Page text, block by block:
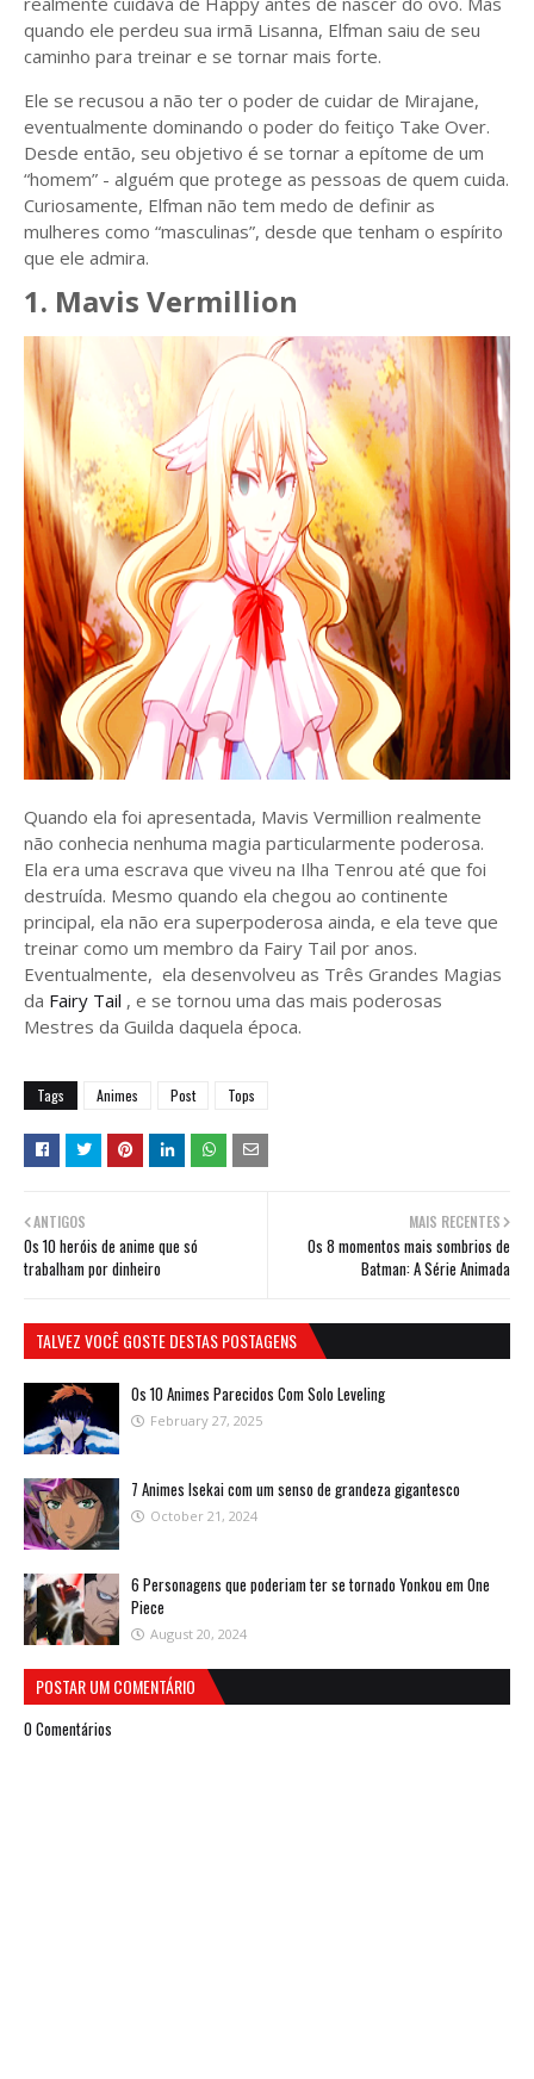
quando ele perdeu sua irmã Lisanna, Elfman saiu de seu
caminho para treinar e se tornar mais forte.
Ele se recusou a não ter o poder de cuidar de Mirajane,
eventualmente dominando o poder do feitiço Take Over.
Desde então, seu objetivo é se tornar a epítome de um
“homem” - alguém que protege as pessoas de quem cuida.
Curiosamente, Elfman não tem medo de definir as
mulheres como “masculinas”, desde que tenham o espírito
que ele admira.
1. Mavis Vermillion
Quando ela foi apresentada, Mavis Vermillion realmente
não conhecia nenhuma magia particularmente poderosa.
Ela era uma escrava que viveu na Ilha Tenrou até que foi
destruída. Mesmo quando ela chegou ao continente
principal, ela não era superpoderosa ainda, e ela teve que
treinar como um membro da Fairy Tail por anos.
Eventualmente, ela desenvolveu as Três Grandes Magias
da Fairy Tail , e se tornou uma das mais poderosas
Mestres da Guilda daquela época.
Tags Animes Post Tops
MAIS RECENTES
Os 8 momentos mais sombrios de
Batman: A Série Animada
ANTIGOS
Os 10 heróis de anime que só
trabalham por dinheiro
TALVEZ VOCÊ GOSTE DESTAS POSTAGENS
Os 10 Animes Parecidos Com Solo Leveling
February 27, 2025
7 Animes Isekai com um senso de grandeza gigantesco
October 21, 2024
6 Personagens que poderiam ter se tornado Yonkou em One
Piece
August 20, 2024
POSTAR UM COMENTÁRIO
0 Comentários